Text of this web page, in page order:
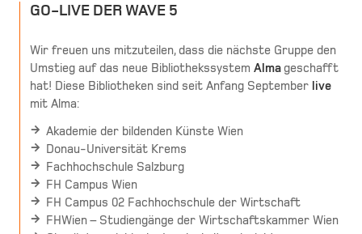
GO-LIVE DER WAVE 5
Wir freuen uns mitzuteilen, dass die nächste Gruppe den
Umstieg auf das neue Bibliothekssystem Almageschafft
hat! Diese Bibliotheken sind seit Anfang September live
mit Alma:
Akademie der bildenden Künste Wien
Donau-Universität Krems
Fachhochschule Salzburg
FH Campus Wien
FH Campus 02 Fachhochschule der Wirtschaft
FHWien – Studiengänge der Wirtschaftskammer Wien